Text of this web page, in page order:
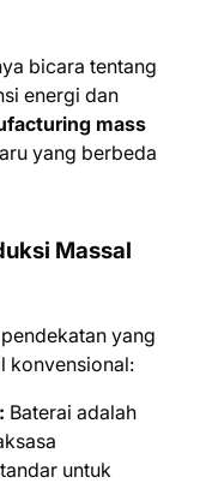
bicara tentang
energi dan
mass
yang berbeda
Massal
yang
konvensional:
Baterai adalah
untuk